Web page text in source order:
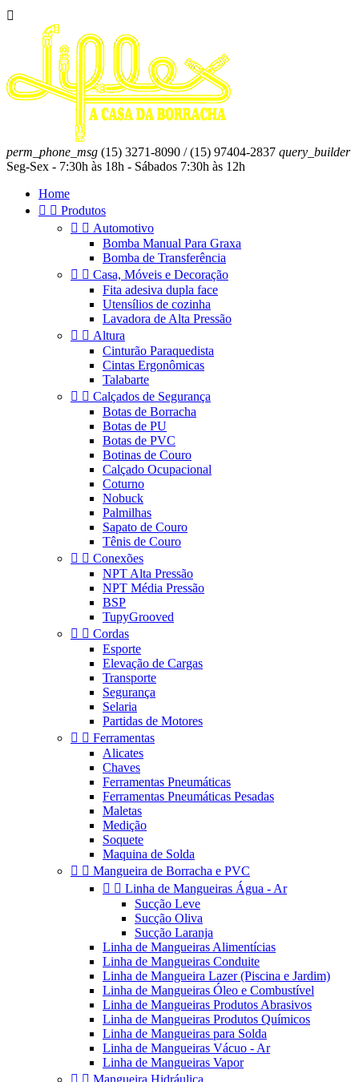

perm_phone_msg (15) 3271-8090 / (15) 97404-2837 query_builder
Seg-Sex - 7:30h às 18h - Sábados 7:30h às 12h
Home
  Produtos
  Automotivo
Bomba Manual Para Graxa
Bomba de Transferência
  Casa, Móveis e Decoração
Fita adesiva dupla face
Utensílios de cozinha
Lavadora de Alta Pressão
  Altura
Cinturão Paraquedista
Cintas Ergonômicas
Talabarte
  Calçados de Segurança
Botas de Borracha
Botas de PU
Botas de PVC
Botinas de Couro
Calçado Ocupacional
Coturno
Nobuck
Palmilhas
Sapato de Couro
Tênis de Couro
  Conexões
NPT Alta Pressão
NPT Média Pressão
BSP
TupyGrooved
  Cordas
Esporte
Elevação de Cargas
Transporte
Segurança
Selaria
Partidas de Motores
  Ferramentas
Alicates
Chaves
Ferramentas Pneumáticas
Ferramentas Pneumáticas Pesadas
Maletas
Medição
Soquete
Maquina de Solda
  Mangueira de Borracha e PVC
  Linha de Mangueiras Água - Ar
Sucção Leve
Sucção Oliva
Sucção Laranja
Linha de Mangueiras Alimentícias
Linha de Mangueiras Conduite
Linha de Mangueira Lazer (Piscina e Jardim)
Linha de Mangueiras Óleo e Combustível
Linha de Mangueiras Produtos Abrasivos
Linha de Mangueiras Produtos Químicos
Linha de Mangueiras para Solda
Linha de Mangueiras Vácuo - Ar
Linha de Mangueiras Vapor
  Mangueira Hidráulica